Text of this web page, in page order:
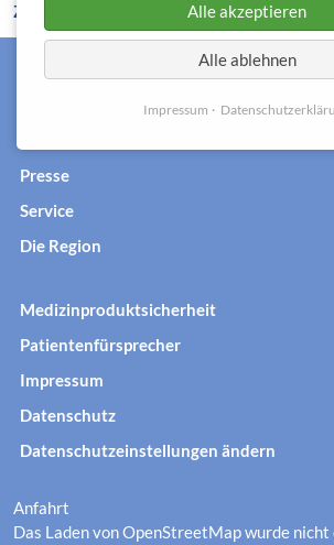
Zurück zur Eventübersicht
Presse
Service
Die Region
Medizinproduktsicherheit
Patientenfürsprecher
Impressum
Datenschutz
Datenschutzeinstellungen ändern
Anfahrt
Das Laden von OpenStreetMap wurde
Alle akzeptieren
Alle ablehnen
Impressum